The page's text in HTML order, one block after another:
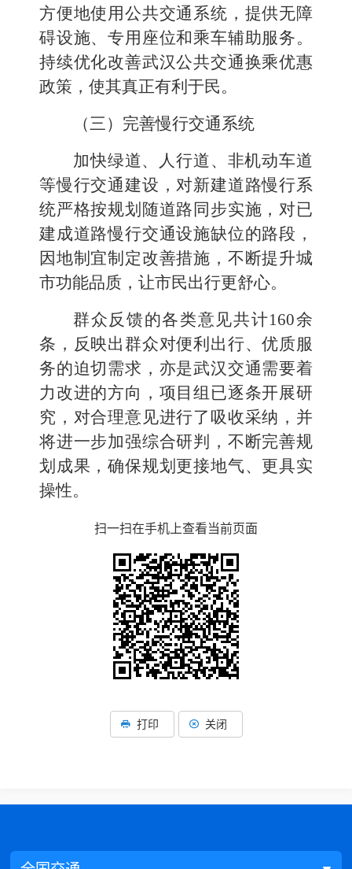
方便地使用公共交通系统，提供无障
碍设施、专用座位和乘车辅助服务。
持续优化改善武汉公共交通换乘优惠
政策，使其真正有利于民。
（三）完善慢行交通系统
加快绿道、人行道、非机动车道
等慢行交通建设，对新建道路慢行系
统严格按规划随道路同步实施，对已
建成道路慢行交通设施缺位的路段，
因地制宜制定改善措施，不断提升城
市功能品质，让市民出行更舒心。
群众反馈的各类意见共计160余
条，反映出群众对便利出行、优质服
务的迫切需求，亦是武汉交通需要着
力改进的方向，项目组已逐条开展研
究，对合理意见进行了吸收采纳，并
将进一步加强综合研判，不断完善规
划成果，确保规划更接地气、更具实
操性。
扫一扫在手机上查看当前页面
打印 关闭